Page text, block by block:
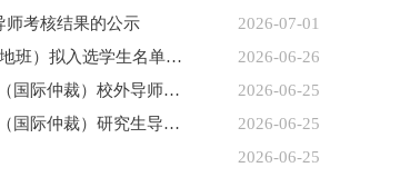
师考核结果的公示
2026-07-01
2025级法学专业（涉外法治人才协同培养基地班）拟入选学生名单公示
2026-06-26
关于增补法律硕士（涉外律师）、法律硕士（国际仲裁）校外导师的通知
2026-06-25
关于增补法律硕士（涉外律师）、法律硕士（国际仲裁）研究生导师的通知
2026-06-25
2026-06-25